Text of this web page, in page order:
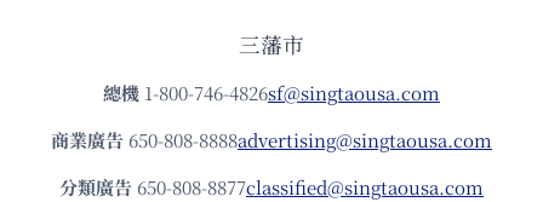
三藩市
總機 1-800-746-4826sf@singtaousa.com
商業廣告 650-808-8888advertising@singtaousa.com
分類廣告 650-808-8877classified@singtaousa.com